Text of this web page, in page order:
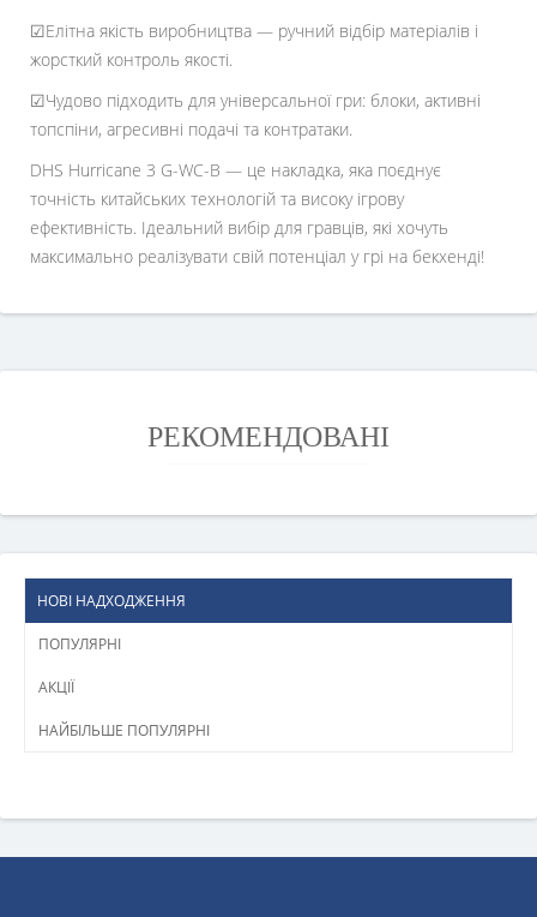
☑Елітна якість виробництва — ручний відбір матеріалів і
жорсткий контроль якості.
☑Чудово підходить для універсальної гри: блоки, активні
топспіни, агресивні подачі та контратаки.
DHS Hurricane 3 G-WC-B — це накладка, яка поєднує
точність китайських технологій та високу ігрову
ефективність. Ідеальний вибір для гравців, які хочуть
максимально реалізувати свій потенціал у грі на бекхенді!
РЕКОМЕНДОВАНІ
НОВІ НАДХОДЖЕННЯ
ПОПУЛЯРНІ
АКЦІЇ
НАЙБІЛЬШЕ ПОПУЛЯРНІ